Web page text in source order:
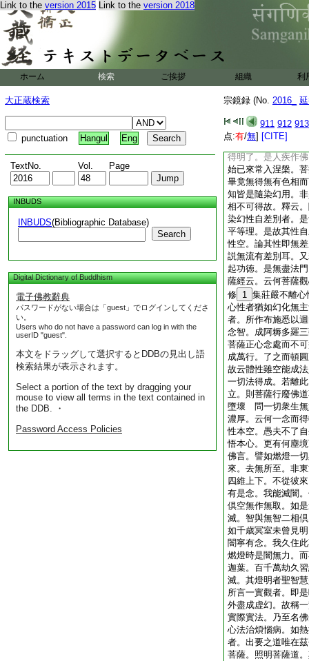
Link to the version 2015 Link to the version 2018
ホーム 検索 ご挨拶 組織 利
大正蔵検索
punctuation Hangul Eng
TextNo. Vol. Page
INBUDS
INBUDS(Bibliographic Database)
Search
Digital Dictionary of Buddhism
電子佛教辭典
パスワードがない場合は「guest」でログインしてくださ
い。
Users who do not have a password can log in with the
userID "guest".
本文をドラッグして選択するとDDBの見出し語
検索結果が表示されます。
Select a portion of the text by dragging your
mouse to view all terms in the text contained in
the DDB. ・
Password Access Policies
宗鏡録 (No. 2016_
911 912 913
点:有/無] [CITE]
問。無明違
然。本覺淨法云何
由對治彼染法差別
起信論云。對業識
垢實性即無淨相。 4
因客塵煩惱不染而
因始覺般若不淨而
是以眞如一心湛然
空。祖師云。
華嚴經頌云。若有
得明了。是人疾作
始已來常入涅槃。
畢竟無得無有色相
知皆是隨染幻用。
相不可得故。釋云
染幻性自差別者。
平等理。是故其性
性空。論其性即無
説無流有差別耳。
起功徳。是無盡法
薩經云。云何菩薩
修 1 集莊嚴不離心
心性者猶如幻化無
者。所作布施悉以
念智。成阿耨多羅
菩薩正心念處而不
成萬行。了之而頓
故云體性雖空能成
一切法得成。若離
立。則菩薩行廢佛
墮壞 問一切衆生
濃厚。云何一念而
性本空。愚夫不了
悟本心。更有何塵
佛言。譬如燃燈一
來。去無所至。非
四維上下。不從彼
有是念。我能滅闇
倶空無作無取。如
滅。智與無智二相
如千歳冥室未曾見
闇寧有念。我久住
燃燈時是闇無力。
迦葉。百千萬劫久
滅。其燈明者聖智
所言一實觀者。即
外盡成虚幻。故稱
實際實法。乃至名
心法治煩惱病。如
者。出要之道唯在
菩薩。照明菩薩道